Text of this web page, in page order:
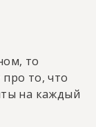
то
то, что
на каждый